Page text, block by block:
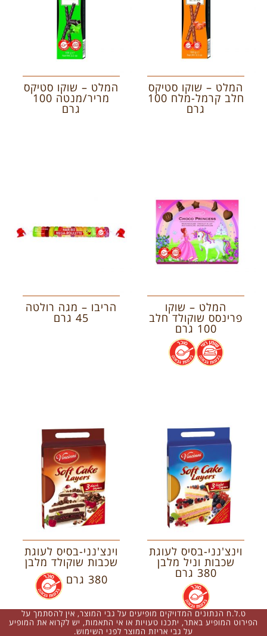
המלט – שוקו סטיקס
חלב קרמל-מלח 100
גרם
המלט – שוקו סטיקס
מריר/מנטה 100
גרם
המלט – שוקו
פרינסס שוקולד חלב
100 גרם
.
.
הריבו – מגה רולטה
45 גרם
וינצ'נני-בסיס לעוגת
שכבות וניל מלבן
380 גרם
.
וינצ'נני-בסיס לעוגת
שכבות שוקולד מלבן
380 גרם
.
ט.ל.ח הנתונים המדויקים מופיעים על גבי המוצר, אין להסתמך על
הפירוט המופיע באתר, יתכנו טעויות או אי התאמות, יש לקרוא את המופיע
על גבי אריזת המוצר לפני השימוש.